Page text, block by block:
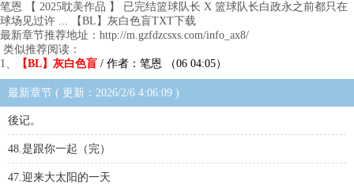
笔恩 【 2025耽美作品 】 已完结篮球队长 X 篮球队长白政永之前都只在
球场见过许 ... 【BL】灰白色盲TXT下载
最新章节推荐地址：http://m.gzfdzcsxs.com/info_ax8/
类似推荐阅读：
1、
【BL】灰白色盲 / 作者：笔恩 （06 04:05）
最新章节 ( 更新：2026/2/6 4:06:09 )
後记。
48.是跟你一起（完）
47.迎来大太阳的一天